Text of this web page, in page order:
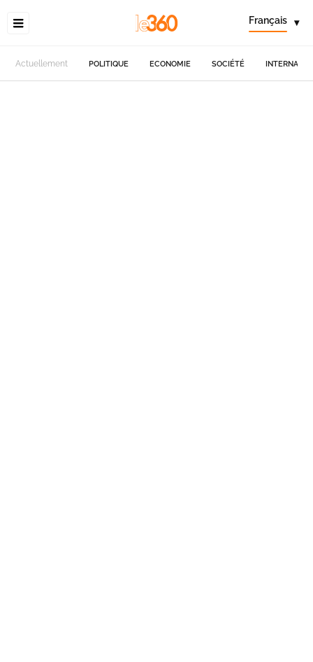
Français ▾
Actuellement POLITIQUE ECONOMIE SOCIÉTÉ